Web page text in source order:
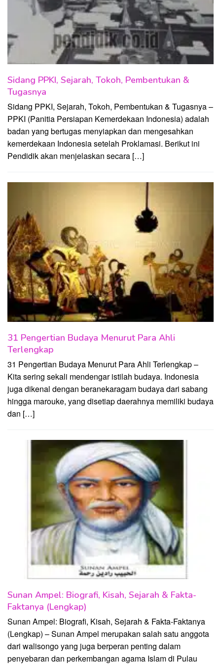
Sidang PPKI, Sejarah, Tokoh, Pembentukan &
Tugasnya
Sidang PPKI, Sejarah, Tokoh, Pembentukan & Tugasnya –
PPKI (Panitia Persiapan Kemerdekaan Indonesia) adalah
badan yang bertugas menyiapkan dan mengesahkan
kemerdekaan Indonesia setelah Proklamasi. Berikut ini
Pendidik akan menjelaskan secara […]
31 Pengertian Budaya Menurut Para Ahli
Terlengkap
31 Pengertian Budaya Menurut Para Ahli Terlengkap –
Kita sering sekali mendengar istilah budaya. Indonesia
juga dikenal dengan beranekaragam budaya dari sabang
hingga marouke, yang disetiap daerahnya memiliki budaya
dan […]
Sunan Ampel: Biografi, Kisah, Sejarah & Fakta-
Faktanya (Lengkap)
Sunan Ampel: Biografi, Kisah, Sejarah & Fakta-Faktanya
(Lengkap) – Sunan Ampel merupakan salah satu anggota
dari walisongo yang juga berperan penting dalam
penyebaran dan perkembangan agama Islam di Pulau